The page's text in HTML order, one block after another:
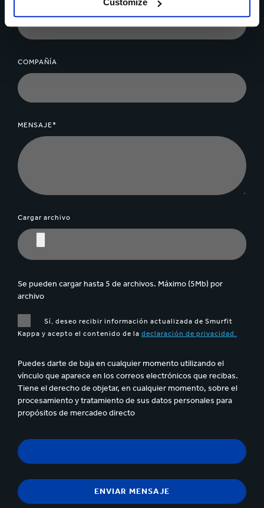
Customize
COMPAÑÍA
MENSAJE*
Cargar archivo
Se pueden cargar hasta 5 de archivos. Máximo (5Mb) por
archivo
Sí, deseo recibir información actualizada de Smurfit
Kappa y acepto el contenido de la declaración de privacidad.
Puedes darte de baja en cualquier momento utilizando el
vínculo que aparece en los correos electrónicos que recibas.
Tiene el derecho de objetar, en cualquier momento, sobre el
procesamiento y tratamiento de sus datos personales para
propósitos de mercadeo directo